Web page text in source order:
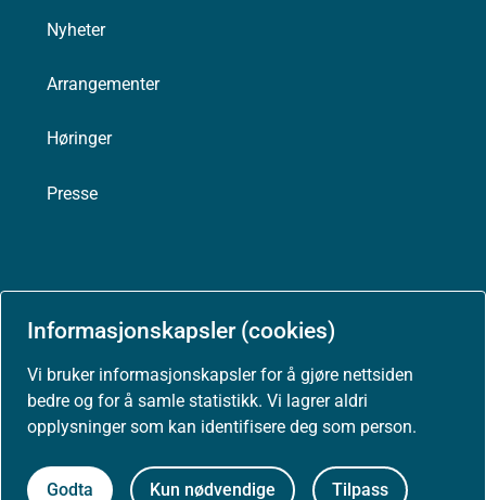
Informasjonskapsler (cookies)
Vi bruker informasjonskapsler for å gjøre nettsiden
bedre og for å samle statistikk. Vi lagrer aldri
opplysninger som kan identifisere deg som person.
Godta Kun nødvendige Tilpass
Nyheter
Arrangementer
Høringer
Presse
Tilgjengelighetserklæring (uustatus.no)
Besøksstatistikk og informasjonskapsler